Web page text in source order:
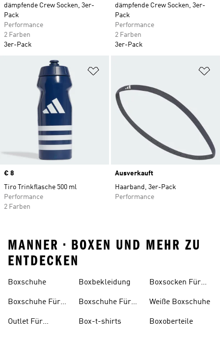
dämpfende Crew Socken, 3er-
Pack
Performance
2 Farben
3er-Pack
dämpfende Crew Socken, 3er-
Pack
Performance
2 Farben
3er-Pack
Price
€ 8
Tiro Trinkflasche 500 ml
Performance
2 Farben
Ausverkauft
Haarband, 3er-Pack
Performance
MANNER • BOXEN UND MEHR ZU
ENTDECKEN
Boxschuhe
Boxschuhe Für
Outlet Für
Boxbekleidung
Boxschuhe Für
Box-t-shirts
Boxsocken Für
Weiße Boxschuhe
Boxoberteile